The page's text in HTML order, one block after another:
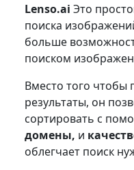
Lenso.ai Это
поиска
больше
поиском
Вместо того чтобы
результаты, он
сортировать с
домены, и
облегчает поиск